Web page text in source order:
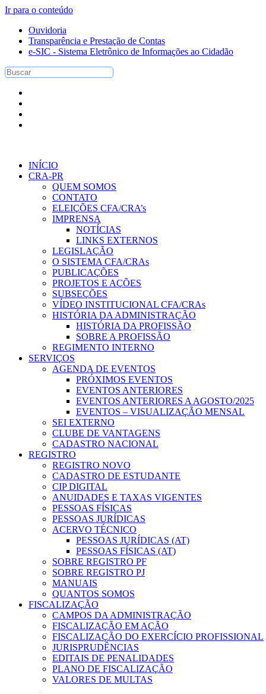
Ir para o conteúdo
Ouvidoria
Transparência e Prestação de Contas
e-SIC - Sistema Eletrônico de Informações ao Cidadão
INÍCIO
CRA-PR
QUEM SOMOS
CONTATO
ELEIÇÕES CFA/CRA’s
IMPRENSA
NOTÍCIAS
LINKS EXTERNOS
LEGISLAÇÃO
O SISTEMA CFA/CRAs
PUBLICAÇÕES
PROJETOS E AÇÕES
SUBSEÇÕES
VÍDEO INSTITUCIONAL CFA/CRAs
HISTÓRIA DA ADMINISTRAÇÃO
HISTÓRIA DA PROFISSÃO
SOBRE A PROFISSÃO
REGIMENTO INTERNO
SERVIÇOS
AGENDA DE EVENTOS
PRÓXIMOS EVENTOS
EVENTOS ANTERIORES
EVENTOS ANTERIORES A AGOSTO/2025
EVENTOS – VISUALIZAÇÃO MENSAL
SEI EXTERNO
CLUBE DE VANTAGENS
CADASTRO NACIONAL
REGISTRO
REGISTRO NOVO
CADASTRO DE ESTUDANTE
CIP DIGITAL
ANUIDADES E TAXAS VIGENTES
PESSOAS FÍSICAS
PESSOAS JURÍDICAS
ACERVO TÉCNICO
PESSOAS JURÍDICAS (AT)
PESSOAS FÍSICAS (AT)
SOBRE REGISTRO PF
SOBRE REGISTRO PJ
MANUAIS
QUANTOS SOMOS
FISCALIZAÇÃO
CAMPOS DA ADMINISTRAÇÃO
FISCALIZAÇÃO EM AÇÃO
FISCALIZAÇÃO DO EXERCÍCIO PROFISSIONAL
JURISPRUDÊNCIAS
EDITAIS DE PENALIDADES
PLANO DE FISCALIZAÇÃO
VALORES DE MULTAS